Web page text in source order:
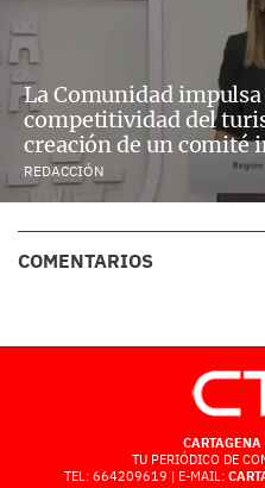
La Comunidad
competitividad del
creación de un comité
REDACCIÓN
COMENTARIOS
TU PERIÓDICO DE
TEL: 664209619 | E-MAIL: